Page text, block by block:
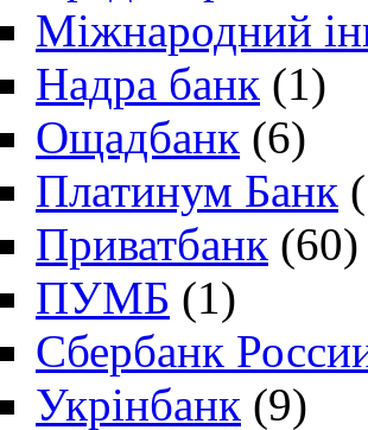
Міжнародний
Надра банк (1)
Ощадбанк (6)
Платинум Банк
Приватбанк (60)
ПУМБ (1)
Сбербанк
Укрінбанк (9)